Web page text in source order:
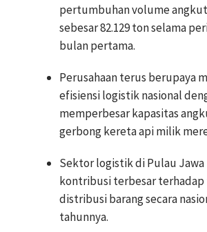
pertumbuhan volume
sebesar 82.129 ton selama
bulan pertama.
Perusahaan terus berupaya
efisiensi logistik nasional
memperbesar kapasitas
gerbong kereta api milik
Sektor logistik di Pulau
kontribusi terbesar
distribusi barang secara
tahunnya.